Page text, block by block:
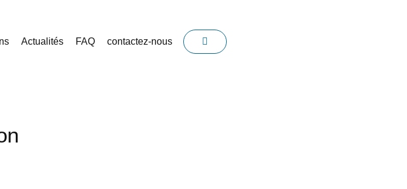
Actualités FAQ contactez-nous